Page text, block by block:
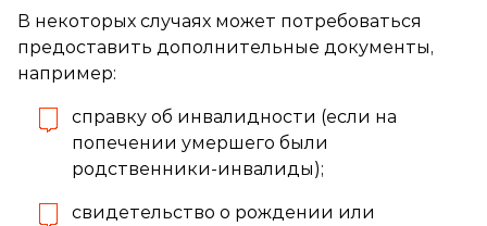
В некоторых случаях может потребоваться
предоставить дополнительные документы,
например:
справку об инвалидности (если на
попечении умершего были
родственники-инвалиды);
свидетельство о рождении или